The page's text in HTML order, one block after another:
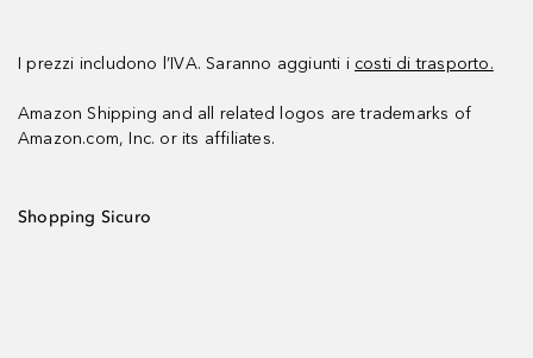
I prezzi includono l’IVA. Saranno aggiunti i costi di trasporto.
Amazon Shipping and all related logos are trademarks of
Amazon.com, Inc. or its affiliates.
Shopping Sicuro